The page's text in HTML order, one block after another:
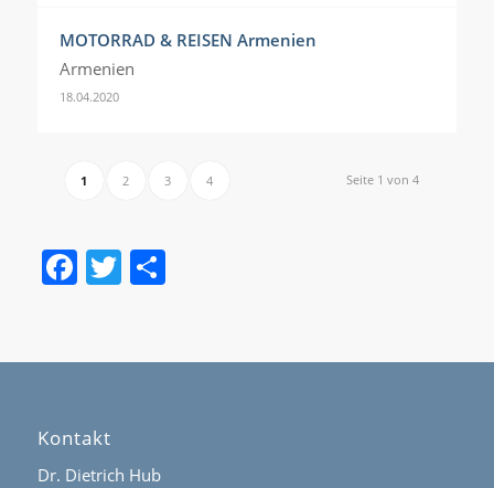
MOTORRAD & REISEN Armenien
Armenien
18.04.2020
Seite 1 von 4
1 2 3 4
Facebook
Twitter
Teilen
Kontakt
Dr. Dietrich Hub